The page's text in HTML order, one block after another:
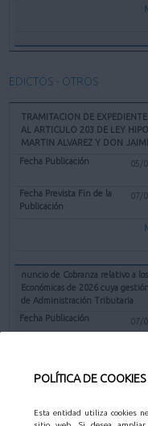
POLÍTICA DE COOKIES
Esta entidad utiliza cookies
EDICTOS - OTROS
TRAMITACION DE
AL ARTICULO 203 DE LEY
MARTIN ALVAREZ Y DON
05/
07/
nuncio de Cobranza relativo a
Económicas de 2026 cuya
de Administración Tributaria
07/